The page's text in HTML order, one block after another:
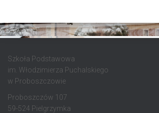
Szkoła Podstawowa
im. Włodzimierza Puchalskiego
w Proboszczowie
Proboszczów 107
59-524 Pielgrzymka